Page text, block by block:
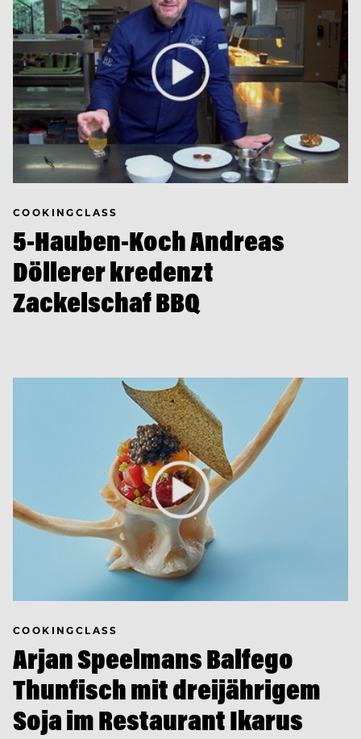
COOKINGCLASS
5-Hauben-Koch Andreas
Döllerer kredenzt
Zackelschaf BBQ
COOKINGCLASS
Arjan Speelmans Balfego
Thunfisch mit dreijährigem
Soja im Restaurant Ikarus